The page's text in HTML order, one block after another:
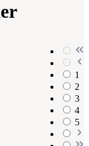
1
2
3
4
5